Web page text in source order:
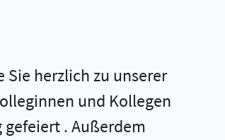
herzlich zu unserer
und Kollegen
. Außerdem